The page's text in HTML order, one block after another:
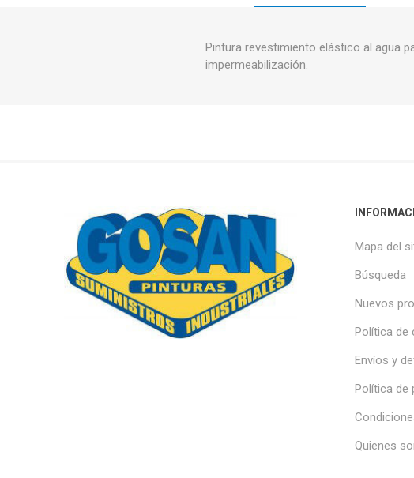
Pintura revestimiento elástico al agua
impermeabilización.
Mapa del
Búsqueda
Nuevos
Política de
Envíos y
Política de
Quienes